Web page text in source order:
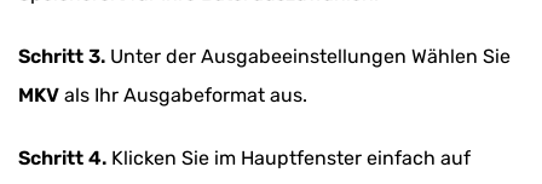
Schritt 3. Unter der Ausgabeeinstellungen Wählen Sie
MKV als Ihr Ausgabeformat aus.
Schritt 4. Klicken Sie im Hauptfenster einfach auf